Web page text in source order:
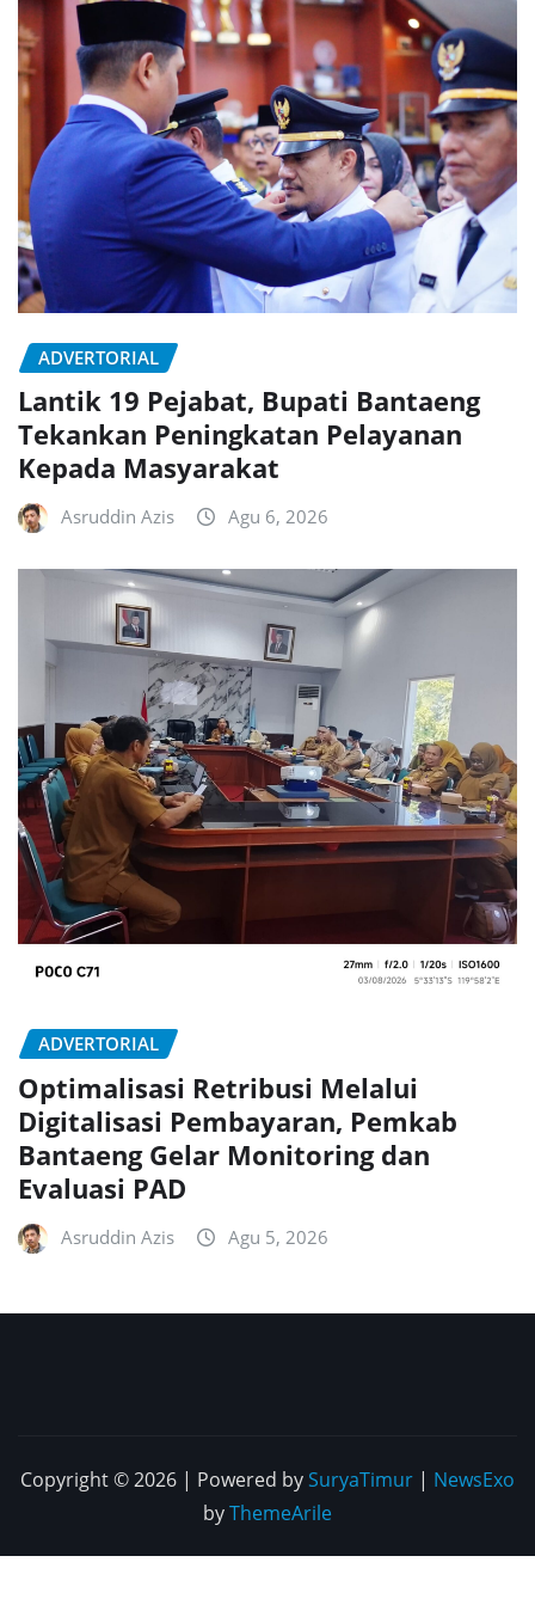
ADVERTORIAL
Lantik 19 Pejabat, Bupati Bantaeng
Tekankan Peningkatan Pelayanan
Kepada Masyarakat
Asruddin Azis Agu 6, 2026
ADVERTORIAL
Optimalisasi Retribusi Melalui
Digitalisasi Pembayaran, Pemkab
Bantaeng Gelar Monitoring dan
Evaluasi PAD
Asruddin Azis Agu 5, 2026
Copyright © 2026 | Powered bySuryaTimur | NewsExo
byThemeArile